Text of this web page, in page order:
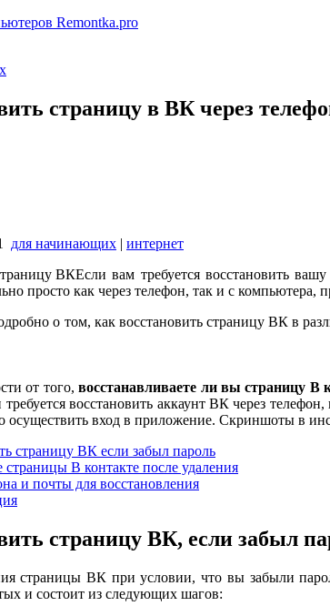
страницу в ВК через
для начинающих | интернет
Если вам требуется восстановить
просто как через телефон, так и с
о том, как восстановить страницу ВК в
от того,восстанавливаете ли вы страницу В
требуется восстановить аккаунт ВК через
осуществить вход в приложение. Скриншоты в
страницу ВК если забыл пароль
страницы В контакте после удаления
и почты для восстановления
страницу ВК, если забыл
страницы ВК при условии, что вы забыли
и состоит из следующих шагов: